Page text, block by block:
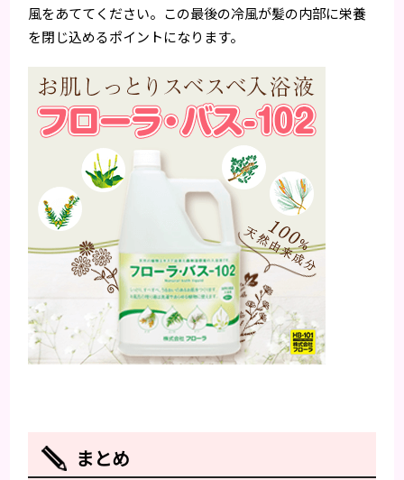
風をあててください。この最後の冷風が髪の内部に栄養
を閉じ込めるポイントになります。
まとめ